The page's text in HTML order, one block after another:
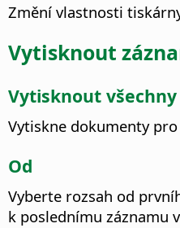
Změní vlastnosti
Vytisknout
Vytisknout
Vytiskne dokumenty
Od
Vyberte rozsah od
k poslednímu záznamu